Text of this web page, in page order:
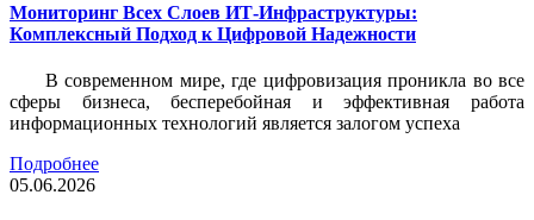
Мониторинг Всех Слоев ИТ-Инфраструктуры:
Комплексный Подход к Цифровой Надежности
В современном мире, где цифровизация проникла во все
сферы бизнеса, бесперебойная и эффективная работа
информационных технологий является залогом успеха
Подробнее
05.06.2026